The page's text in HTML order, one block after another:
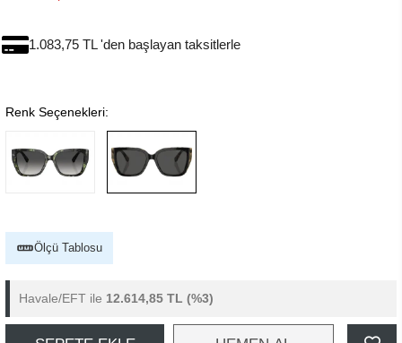
1.083,75 TL 'den başlayan taksitlerle
Renk Seçenekleri:
Ölçü Tablosu
Havale/EFT ile 12.614,85 TL (%3)